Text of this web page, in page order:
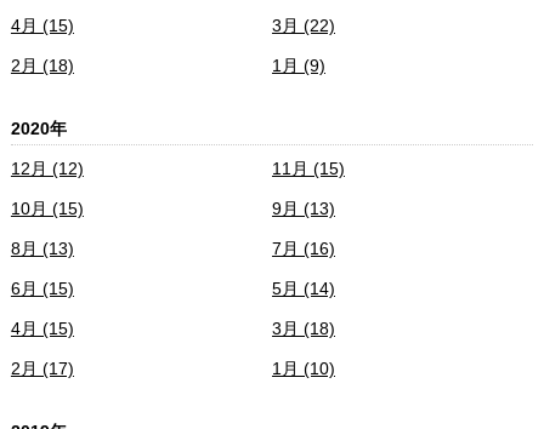
4月 (15) 3月 (22)
2月 (18) 1月 (9)
2020年
12月 (12) 11月 (15)
10月 (15) 9月 (13)
8月 (13) 7月 (16)
6月 (15) 5月 (14)
4月 (15) 3月 (18)
2月 (17) 1月 (10)